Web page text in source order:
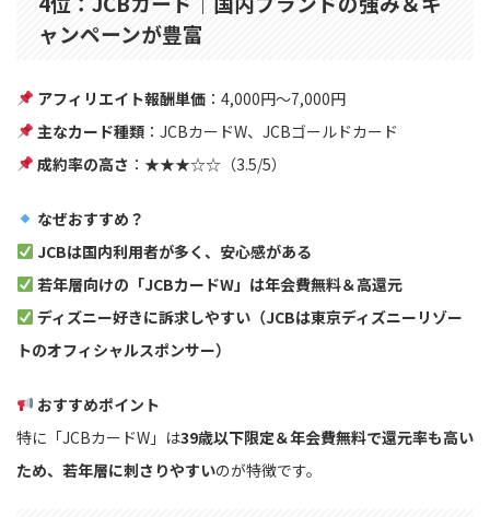
ャンペーンが豊富
アフィリエイト報酬単価：4,000円〜7,000円
主なカード種類：JCBカードW、JCBゴールドカード
成約率の高さ ：★★★☆☆（3.5/5）
なぜおすすめ？
JCBは国内利用者が多く、安心感がある
若年層向けの「JCBカードW」は年会費無料＆高還元
ディズニー好きに訴求しやすい（JCBは東京ディズニーリゾー
トのオフィシャルスポンサー）
おすすめポイント
特に「JCBカードW」は39歳以下限定＆年会費無料で還元率も高い
ため、若年層に刺さりやすいのが特徴です。